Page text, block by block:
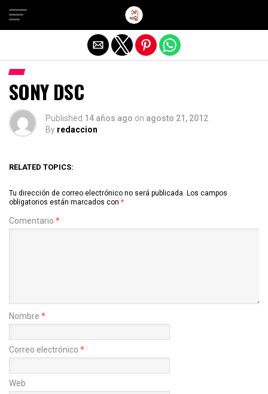
SONY DSC
Published 14 años ago on agosto 21, 2012
By redaccion
RELATED TOPICS:
Tu dirección de correo electrónico no será publicada. Los campos
obligatorios están marcados con *
Comentario *
Nombre *
Correo electrónico *
Web
Salir de la versión móvil